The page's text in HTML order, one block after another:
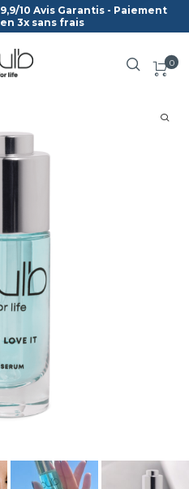
9,9/10 Avis Garantis - Paiement
en 3x sans frais
0